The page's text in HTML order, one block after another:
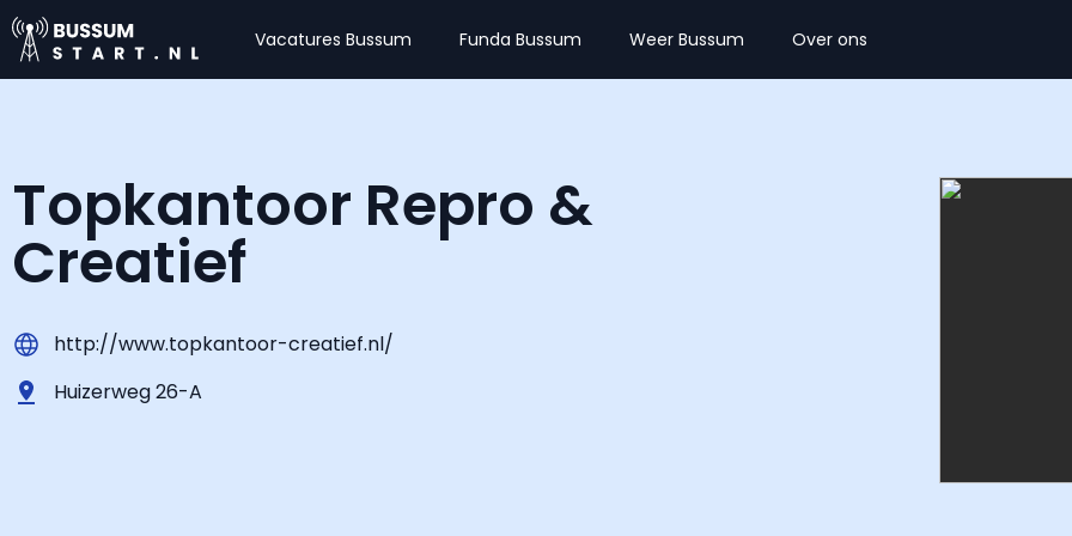
Vacatures Bussum Funda Bussum Weer Bussum Over ons
Topkantoor Repro &
Creatief
http://www.topkantoor-creatief.nl/
Huizerweg 26-A